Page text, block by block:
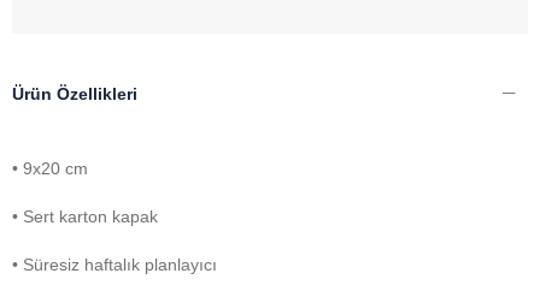
Ürün Özellikleri
• 9x20 cm
• Sert karton kapak
• Süresiz haftalık planlayıcı